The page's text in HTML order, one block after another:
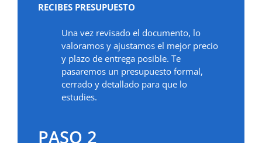
RECIBES PRESUPUESTO
Una vez revisado el documento, lo
valoramos y ajustamos el mejor precio
y plazo de entrega posible. Te
pasaremos un presupuesto formal,
cerrado y detallado para que lo
estudies.
PASO 2